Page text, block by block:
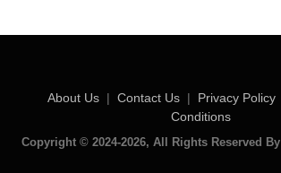
About Us | Contact Us | Privacy Policy
Conditions
Copyright © 2024-2026, All Rights Reserved By